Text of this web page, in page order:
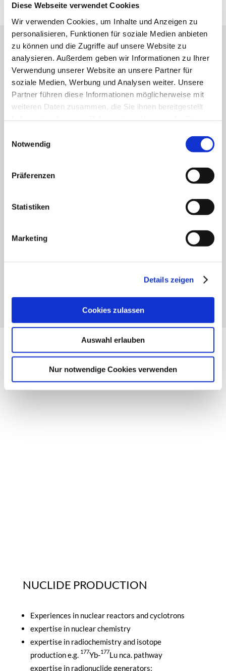
Diese Webseite verwendet Cookies
Wir verwenden Cookies, um Inhalte und Anzeigen zu
personalisieren, Funktionen für soziale Medien anbieten
zu können und die Zugriffe auf unsere Website zu
analysieren. Außerdem geben wir Informationen zu Ihrer
Verwendung unserer Website an unsere Partner für
soziale Medien, Werbung und Analysen weiter. Unsere
Partner führen diese Informationen möglicherweise mit
weiteren Daten zusammen, die Sie ihnen bereitgestellt
Notwendig
Präferenzen
Statistiken
Marketing
Details zeigen
Cookies zulassen
Auswahl erlauben
Nur notwendige Cookies verwenden
INFRASTRUCTURE
We enable you to build up your quality system
according to GMP-standards, to make it round and to
projects reasonably accompanying the production of
We consult you in this field with the focus on
“understanding”, “recommending”, and “accompanying“,
needs.
efficiency by qualification and validation.
NUCLIDE PRODUCTION
Experiences in nuclear reactors and cyclotrons
expertise in nuclear chemistry
expertise in radiochemistry and isotope
production e.g. 177Yb-177Lu nca. pathway
expertise in radionuclide generators: